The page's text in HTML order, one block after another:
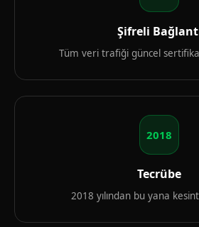
Şifreli
Tüm veri trafiği güncel
2018
Tecrübe
2018 yılından bu yana